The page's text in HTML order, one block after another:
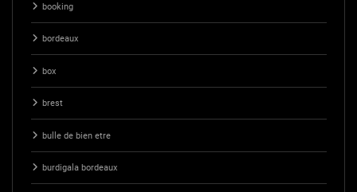
booking
bordeaux
box
brest
bulle de bien etre
burdigala bordeaux